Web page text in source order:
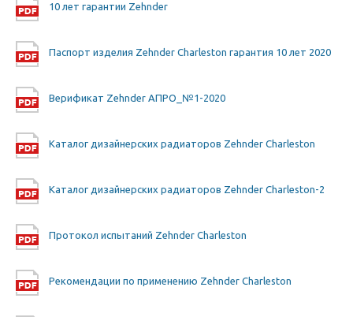
10 лет гарантии Zehnder
Паспорт изделия Zehnder Charleston гарантия 10 лет 2020
Верификат Zehnder АПРО_№1-2020
Каталог дизайнерских радиаторов Zehnder Charleston
Каталог дизайнерских радиаторов Zehnder Charleston-2
Протокол испытаний Zehnder Charleston
Рекомендации по применению Zehnder Charleston